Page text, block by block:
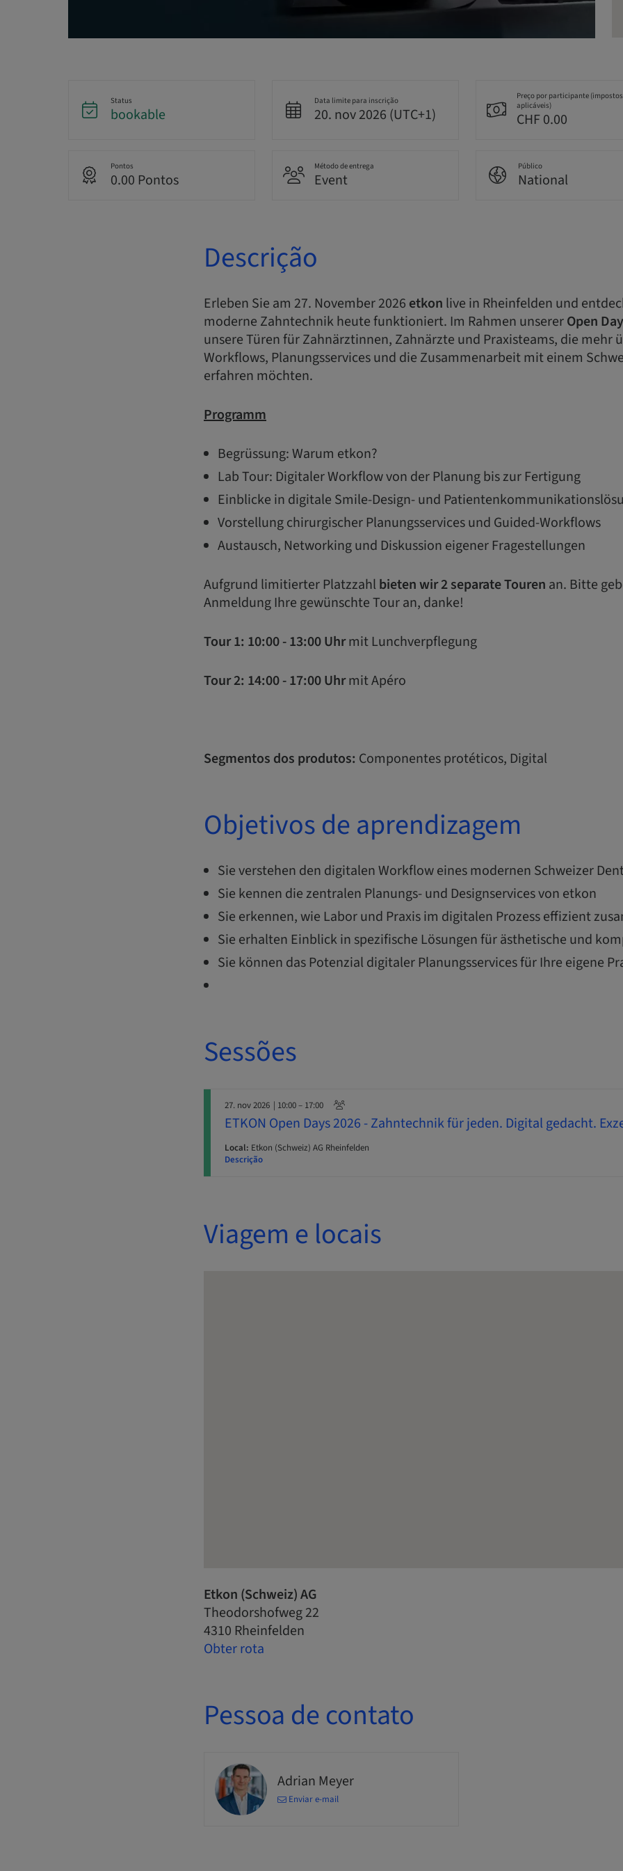
Status
bookable
Data limite para inscrição
20. nov 2026 (UTC+1)
Preço por participante
aplicáveis)
CHF 0.00
Pontos
0.00 Pontos
Método de entrega
Event
Público
National
Descrição
Erleben Sie am 27. November 2026 etkon live in Rheinfelden und
moderne Zahntechnik heute funktioniert. Im Rahmen unsererOpen
unsere Türen für Zahnärztinnen, Zahnärzte und Praxisteams, die mehr
Workflows, Planungsservices und die Zusammenarbeit mit einem
erfahren möchten.​
Programm
Begrüssung: Warum etkon?
Lab Tour: Digitaler Workflow von der Planung bis zur Fertigung
Einblicke in digitale Smile-Design- und
Vorstellung chirurgischer Planungsservices und Guided-Workflows
Austausch, Networking und Diskussion eigener Fragestellungen​
Aufgrund limitierter Platzzahlbieten wir 2 separate Touren an. Bitte
Anmeldung Ihre gewünschte Tour an, danke!
Tour 1: 10:00 - 13:00 Uhrmit Lunchverpflegung
Tour 2: 14:00 - 17:00 Uhrmit Apéro
Segmentos dos produtos: Componentes protéticos, Digital
Objetivos de aprendizagem
​​Sie verstehen den digitalen Workflow eines modernen Schweizer
Sie kennen die zentralen Planungs- und Designservices von etkon
Sie erkennen, wie Labor und Praxis im digitalen Prozess effizient
Sie erhalten Einblick in spezifische Lösungen für ästhetische und
Sie können das Potenzial digitaler Planungsservices für Ihre eigene
Sessões
27. nov 2026 | 10:00 – 17:00
​​ETKON Open Days 2026 - Zahntechnik für jeden. Digital gedacht.
Local: Etkon (Schweiz) AG Rheinfelden
Descrição
Viagem e locais
Etkon (Schweiz) AG
Theodorshofweg 22
4310 Rheinfelden
Obter rota
Pessoa de contato
Adrian Meyer
Enviar e-mail